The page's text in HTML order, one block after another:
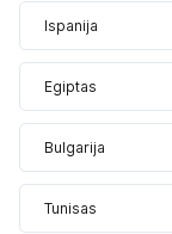
Ispanija
Egiptas
Bulgarija
Tunisas